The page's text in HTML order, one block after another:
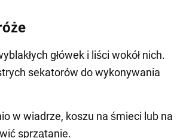
główek i liści wokół nich.
sekatorów do wykonywania
w wiadrze, koszu na śmieci lub na
sprzątanie.